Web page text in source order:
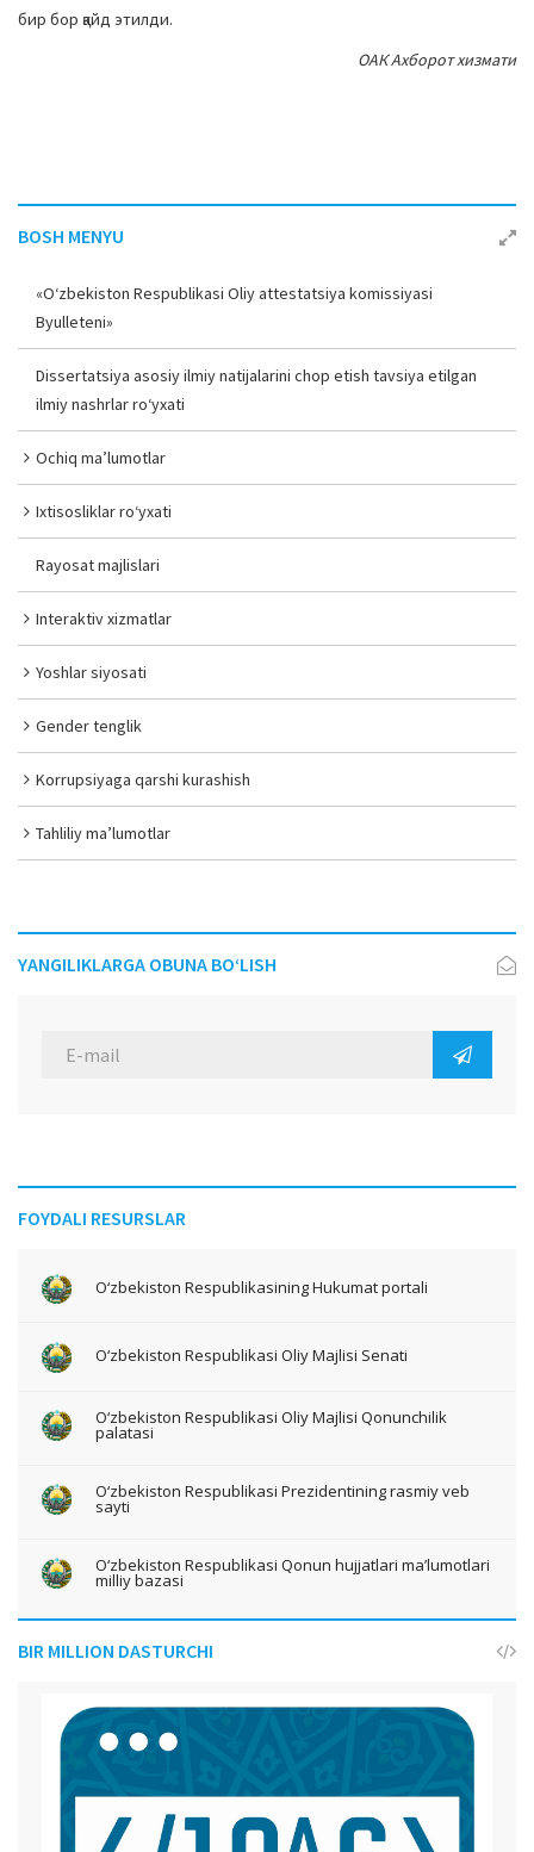
бир бор қайд этилди.
ОАК Ахборот хизмати
BOSH MENYU
«O‘zbekiston Respublikasi Oliy attestatsiya komissiyasi
Byulleteni»
Dissertatsiya asosiy ilmiy natijalarini chop etish tavsiya etilgan
ilmiy nashrlar ro‘yxati
Ochiq ma’lumotlar
Ixtisosliklar ro‘yxati
Rayosat majlislari
Interaktiv xizmatlar
Yoshlar siyosati
Gender tenglik
Korrupsiyaga qarshi kurashish
Tahliliy ma’lumotlar
YANGILIKLARGA OBUNA BO‘LISH
FOYDALI RESURSLAR
O‘zbekiston Respublikasining Hukumat portali
O‘zbekiston Respublikasi Oliy Majlisi Senati
O‘zbekiston Respublikasi Oliy Majlisi Qonunchilik
palatasi
O‘zbekiston Respublikasi Prezidentining rasmiy veb
sayti
O‘zbekiston Respublikasi Qonun hujjatlari ma’lumotlari
milliy bazasi
BIR MILLION DASTURCHI